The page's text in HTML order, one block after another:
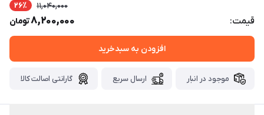
قیمت:
11,040,000 26٪
8,200,000تومان
افزودن به سبدخرید
موجود در انبار ارسال سریع گارانتی اصالت کالا